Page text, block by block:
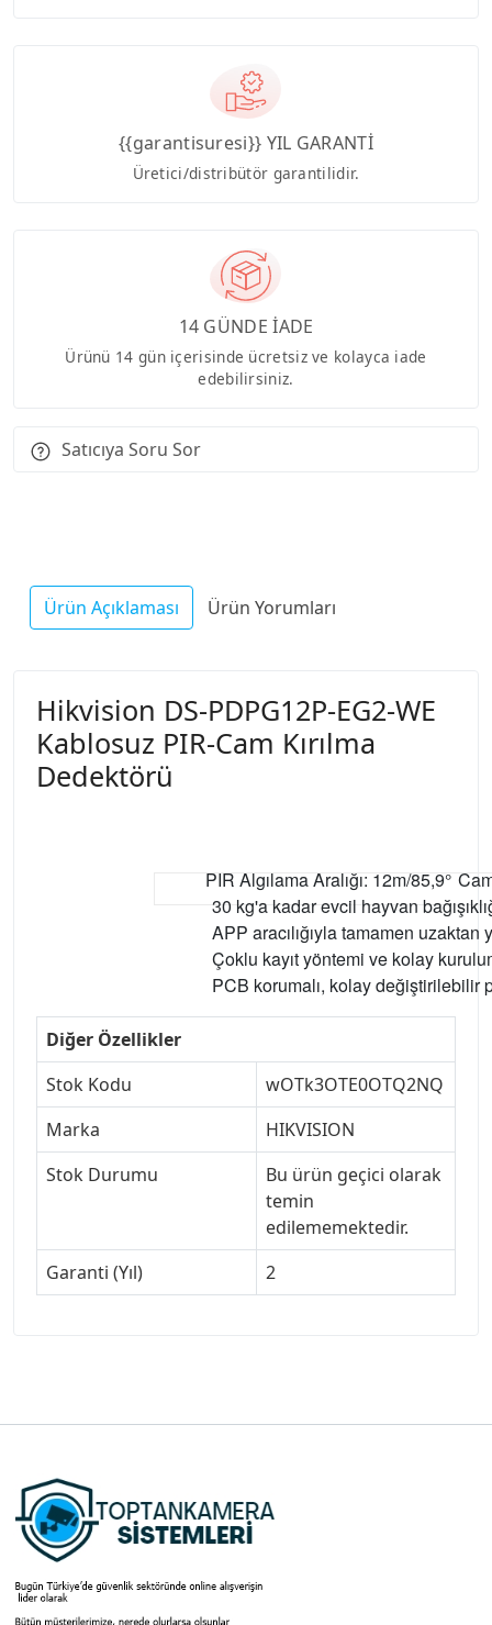
{{garantisuresi}} YIL GARANTİ
Üretici/distribütör garantilidir.
14 GÜNDE İADE
Ürünü 14 gün içerisinde ücretsiz ve kolayca iade
edebilirsiniz.
Satıcıya Soru Sor
Ürün Açıklaması Ürün Yorumları
Hikvision DS-PDPG12P-EG2-WE
Kablosuz PIR-Cam Kırılma
Dedektörü
PIR Algılama Aralığı: 12m/85,9°
30 kg'a kadar evcil hayvan
APP aracılığıyla tamamen uzaktan
Çoklu kayıt yöntemi ve kolay
PCB korumalı, kolay değiştirilebilir
Diğer Özellikler
Stok Kodu
wOTk3OTE0OTQ2NQ
Marka
HIKVISION
Stok Durumu
Bu ürün geçici olarak
temin
edilememektedir.
Garanti (Yıl)
2